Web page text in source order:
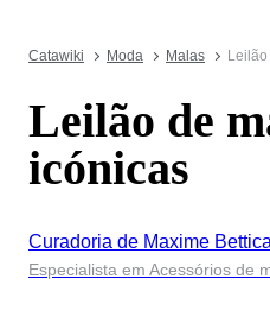
Catawiki Moda Malas
Leilão de
icónicas
Curadoria de Maxime
Especialista em Acessórios de